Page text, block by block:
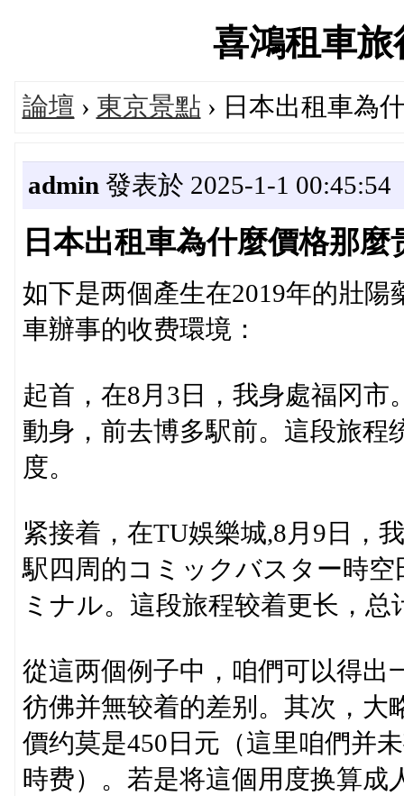
喜鴻租車
論壇 › 東京景點 › 日本出租車為
admin 發表於 2025-1-1 00:45:54
日本出租車為什麼價格那麼
如下是两個產生在2019年的壯
車辦事的收费環境：
起首，在8月3日，我身處福冈
動身，前去博多駅前。這段旅程
度。
紧接着，在TU娛樂城,8月9日，
駅四周的コミックバスター時
ミナル。這段旅程较着更长，
從這两個例子中，咱們可以得出
彷佛并無较着的差别。其次，大
價约莫是450日元（這里咱們并
時费）。若是将這個用度换算成